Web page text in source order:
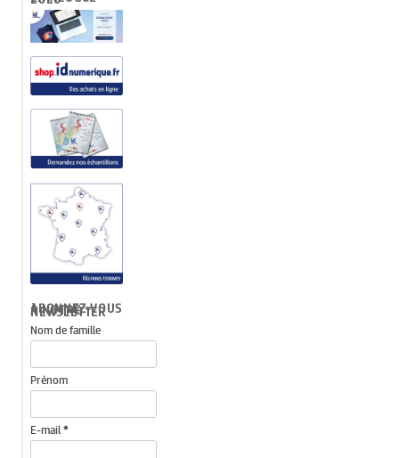
ABONNEZ-VOUS À NOTRE NEWSLETTER
Nom de famille
Prénom
E-mail*